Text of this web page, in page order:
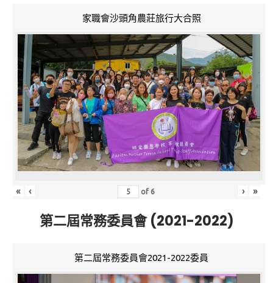
家職會沙頭角農莊旅行大合照
« ‹ of 6 › »
第二屆常務委員會 (2021-2022)
第二屆常務委員會2021-2022委員